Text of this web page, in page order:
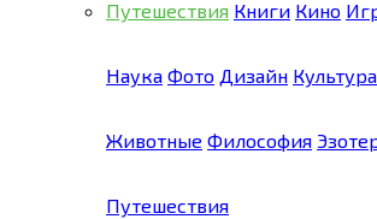
Путешествия Книги Кино
Наука Фото Дизайн Культура
Животные Философия
Путешествия